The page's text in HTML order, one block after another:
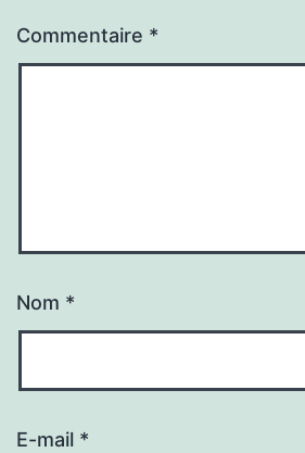
Commentaire *
Nom *
E-mail *